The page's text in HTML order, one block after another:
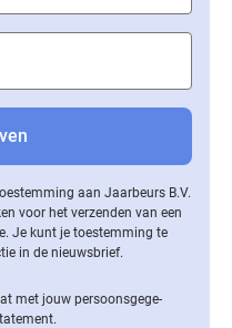
aan Jaarbeurs B.V.
voor het verzenden van een
Je kunt je toestemming te
in de nieuwsbrief.
met jouw per­soons­ge­ge­